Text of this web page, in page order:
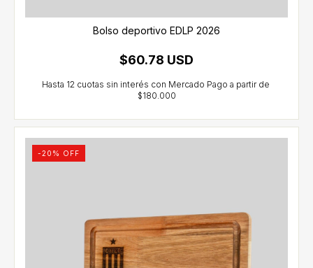
Bolso deportivo EDLP 2026
$60.78 USD
-20 % OFF